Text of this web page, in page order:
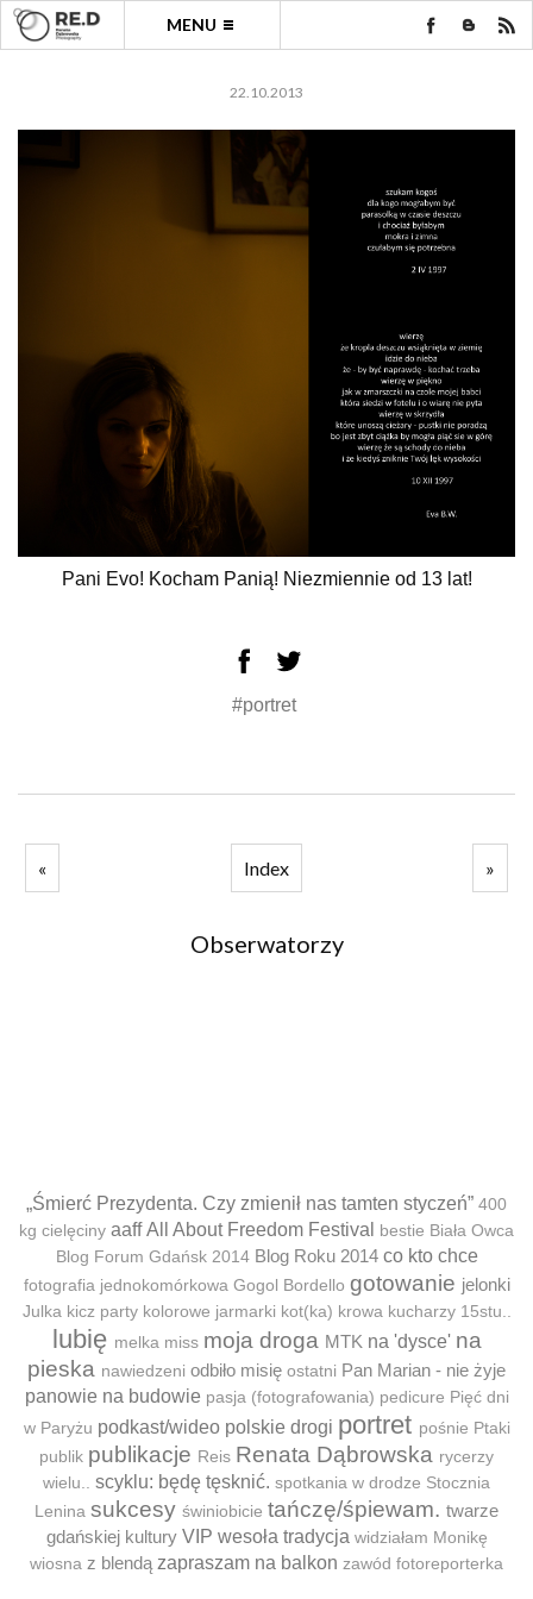
MENU
22.10.2013
Pani Evo! Kocham Panią! Niezmiennie od 13 lat!
#portret
« Index »
Obserwatorzy
„Śmierć Prezydenta. Czy zmienił nas tamten styczeń” 400
kg cielęciny aaff All About Freedom Festival bestie Biała Owca
Blog Forum Gdańsk 2014 Blog Roku 2014 co kto chce
fotografia jednokomórkowa Gogol Bordello gotowanie jelonki
Julka kicz party kolorowe jarmarki kot(ka) krowa kucharzy 15stu..
lubię melka miss moja droga MTK na 'dysce' na
pieska nawiedzeni odbiło misię ostatni Pan Marian - nie żyje
panowie na budowie pasja (fotografowania) pedicure Pięć dni
w Paryżu podkast/wideo polskie drogi portret pośnie Ptaki
publik publikacje Reis Renata Dąbrowska rycerzy
wielu..
scyklu: będę tęsknić. spotkania w drodze Stocznia
Lenina sukcesy świniobicie tańczę/śpiewam. twarze
gdańskiej kultury VIP wesoła tradycja widziałam Monikę
wiosna z blendą zapraszam na balkon zawód fotoreporterka